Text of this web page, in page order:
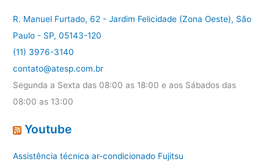
R. Manuel Furtado, 62 - Jardim Felicidade (Zona Oeste), São
Paulo - SP, 05143-120
(11) 3976-3140
contato@atesp.com.br
Segunda a Sexta das 08:00 as 18:00 e aos Sábados das
08:00 as 13:00
Youtube
Assistência técnica ar-condicionado Fujitsu